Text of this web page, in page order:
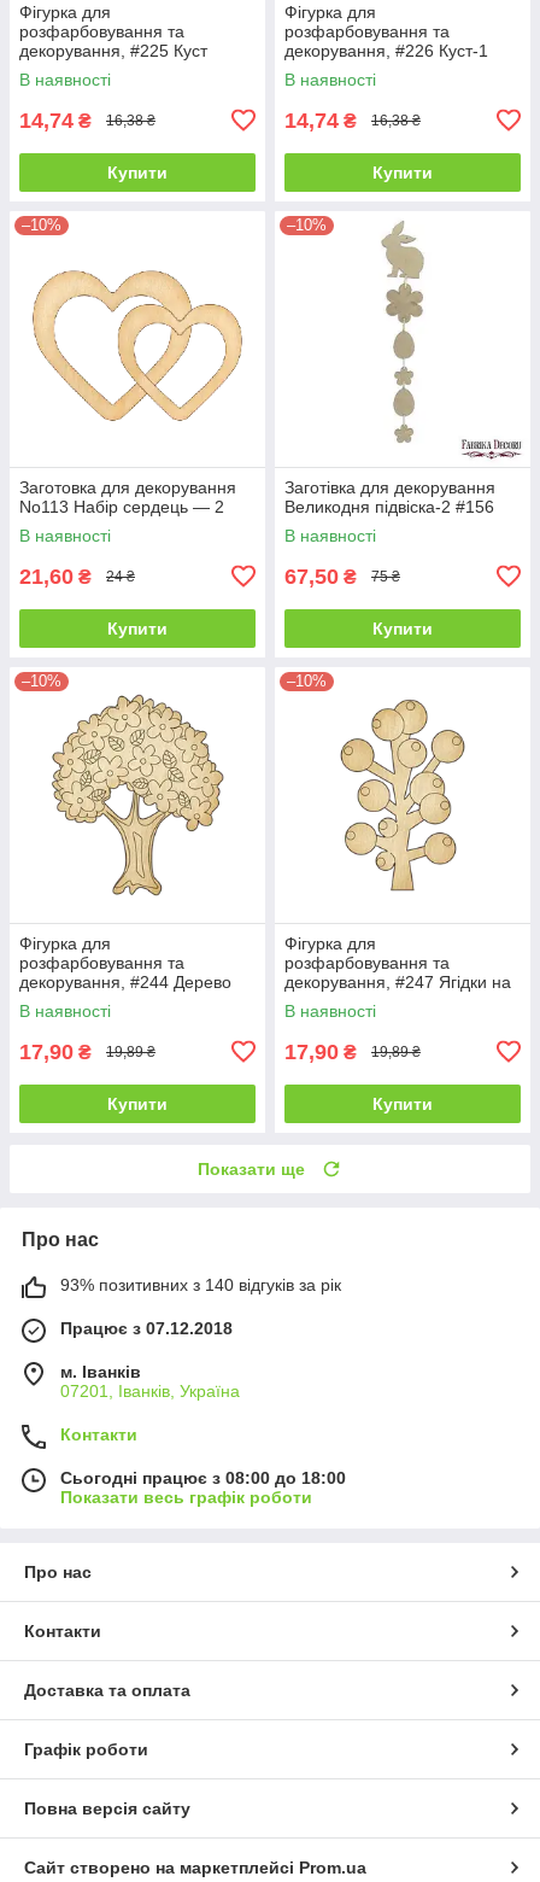
Фігурка для
розфарбовування та
декорування, #225 Куст
В наявності
14,74 ₴ 16,38 ₴
Купити
Фігурка для
розфарбовування та
декорування, #226 Куст-1
В наявності
14,74 ₴ 16,38 ₴
Купити
–10%
Заготовка для декорування
No113 Набір сердець — 2
В наявності
21,60 ₴ 24 ₴
Купити
–10%
Заготівка для декорування
Великодня підвіска-2 #156
В наявності
67,50 ₴ 75 ₴
Купити
–10%
Фігурка для
розфарбовування та
декорування, #244 Дерево
В наявності
17,90 ₴ 19,89 ₴
Купити
–10%
Фігурка для
розфарбовування та
декорування, #247 Ягідки на
гілці — 1
В наявності
17,90 ₴ 19,89 ₴
Купити
Показати ще
Про нас
93% позитивних з 140 відгуків за рік
Працює з 07.12.2018
м. Іванків
07201, Іванків, Україна
Контакти
Сьогодні працює з 08:00 до 18:00
Показати весь графік роботи
Про нас
Контакти
Доставка та оплата
Графік роботи
Повна версія сайту
Сайт створено на маркетплейсі Prom.ua